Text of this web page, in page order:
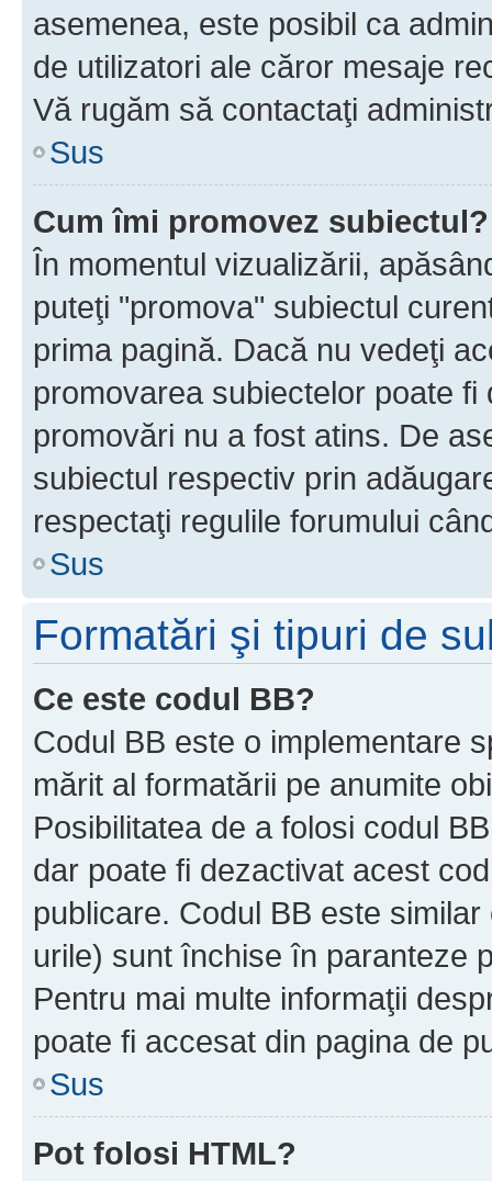
asemenea, este posibil ca
de utilizatori ale căror mesaje
Vă rugăm să contactaţi
Sus
Cum îmi promovez subiectul?
În momentul vizualizării,
puteţi "promova" subiectul
prima pagină. Dacă nu vedeţi
promovarea subiectelor poate
promovări nu a fost atins. De
subiectul respectiv prin
respectaţi regulile forumului
Sus
Formatări şi tipuri de
Ce este codul BB?
Codul BB este o implementare
mărit al formatării pe anumite
Posibilitatea de a folosi codul
dar poate fi dezactivat acest
publicare. Codul BB este
urile) sunt închise în paranteze
Pentru mai multe informaţii
poate fi accesat din pagina de
Sus
Pot folosi HTML?